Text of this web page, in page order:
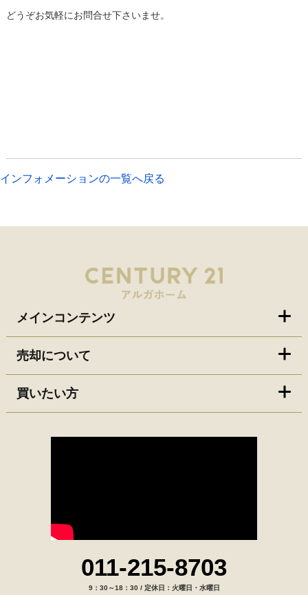
どうぞお気軽にお問合せ下さいませ。
インフォメーションの一覧へ戻る
メインコンテンツ
売却について
買いたい方
011-215-8703
9：30～18：30 / 定休日：火曜日・水曜日